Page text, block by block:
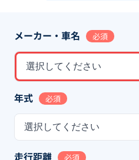
メーカー・車名 必須
選択してください
年式 必須
選択してください
走行距離 必須